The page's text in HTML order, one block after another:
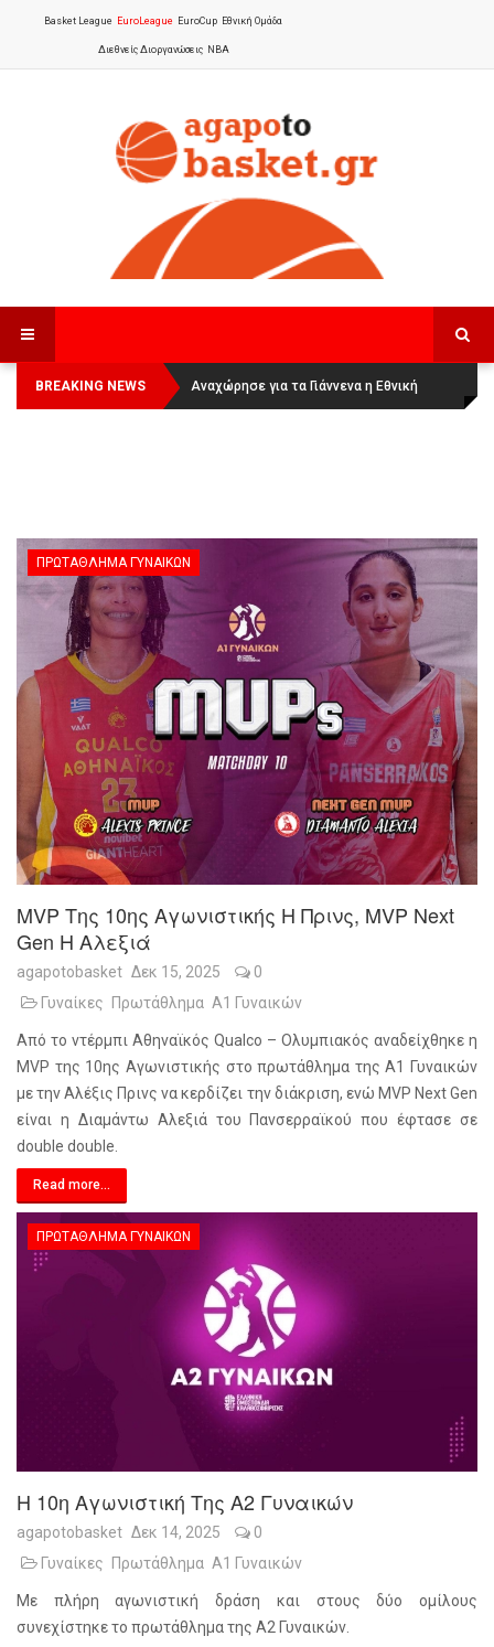
Basket League EuroLeague EuroCup Εθνική Ομάδα
Διεθνείς Διοργανώσεις NBA
BREAKING NEWS
Οι Πάνθηρες Καβάλας στην Women
Basketball League 1
Αναχώρησε για τα Γιάννενα η Εθνική
Γυναικών:
ΠΡΩΤΆΘΛΗΜΑ ΓΥΝΑΙΚΏΝ
MVP Της 10ης Αγωνιστικής Η Πρινς, MVP Next
Gen Η Αλεξιά
agapotobasket Δεκ 15, 2025
0
Γυναίκες
Πρωτάθλημα Α1 Γυναικών
Από το ντέρμπι Αθηναϊκός Qualco – Ολυμπιακός αναδείχθηκε η
MVP της 10ης Αγωνιστικής στο πρωτάθλημα της Α1 Γυναικών
με την Αλέξις Πρινς να κερδίζει την διάκριση, ενώ MVP Next Gen
είναι η Διαμάντω Αλεξιά του Πανσερραϊκού που έφτασε σε
double double.
Read more...
ΠΡΩΤΆΘΛΗΜΑ ΓΥΝΑΙΚΏΝ
Η 10η Αγωνιστική Της Α2 Γυναικών
agapotobasket Δεκ 14, 2025
0
Γυναίκες
Πρωτάθλημα Α1 Γυναικών
Με πλήρη αγωνιστική δράση και στους δύο ομίλους
συνεχίστηκε το πρωτάθλημα της Α2 Γυναικών.